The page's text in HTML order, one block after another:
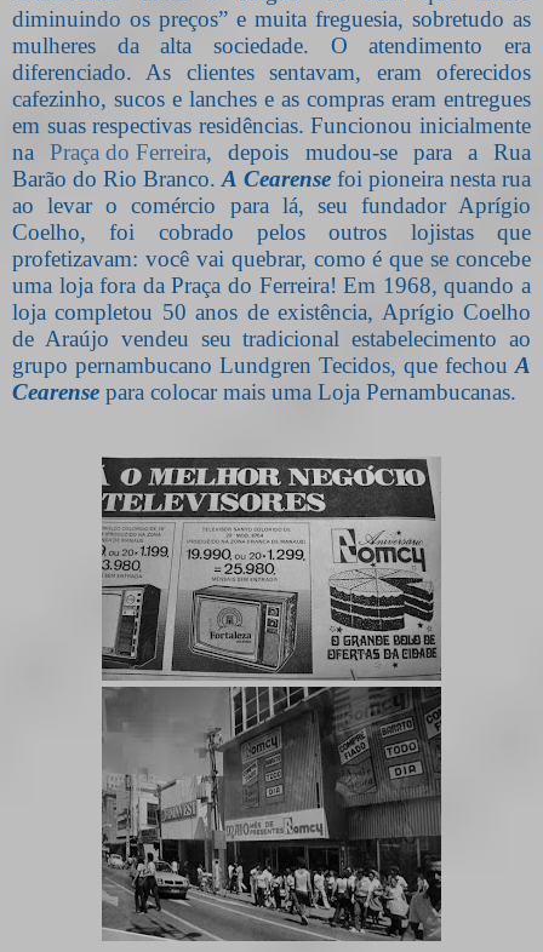
diminuindo os preços” e muita freguesia, sobretudo as
mulheres da alta sociedade. O atendimento era
diferenciado. As clientes sentavam, eram oferecidos
cafezinho, sucos e lanches e as compras eram entregues
em suas respectivas residências. Funcionou inicialmente
naPraça do Ferreira, depois mudou-se para a Rua
Barão do Rio Branco.A Cearensefoi pioneira nesta rua
ao levar o comércio para lá, seu fundador Aprígio
Coelho, foi cobrado pelos outros lojistas que
profetizavam: você vai quebrar, como é que se concebe
uma loja fora da Praça do Ferreira! Em 1968, quando a
loja completou 50 anos de existência, Aprígio Coelho
de Araújo vendeu seu tradicional estabelecimento ao
grupo pernambucano Lundgren Tecidos, que fechou A
Cearense para colocar mais uma Loja Pernambucanas.